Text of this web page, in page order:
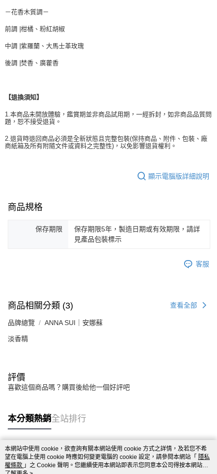
－花香木質調－
前調 |柑橘、粉紅胡椒
中調 |紫羅蘭、大馬士革玫瑰
後調 |焚香、廣藿香
【退換須知】
1.本商品未開放體驗，鑑賞期並非商品試用期，一經拆封，如非商品品質問
題，恕不接受退貨。
2.退貨時退回商品必須是全新狀態且完整包裝(保持商品、附件、包裝、廠
商紙箱及所有附隨文件或資料之完整性)，以免影響退貨權利。
顯示電腦版詳細說明
商品規格
保存期限
保存期限5年，製造日期或有效期限，請詳
見產品包裝標示
客服
商品相關分類 (3) 查看全部
品牌總覽 ANNA SUI｜安娜蘇
淡香精
評價
喜歡這個商品嗎？購買後給他一個好評吧
本分類熱銷全站排行
熱門標籤
本網站中使用 cookie，欲查詢有關本網站使用 cookie 方式之詳情，及若您不希
望在電腦上使用 cookie 時應如何變更電腦的 cookie 設定，請參閱本網站「 隱私
權條款 」之 Cookie 聲明。您繼續使用本網站即表示您同意本公司得按本網站使